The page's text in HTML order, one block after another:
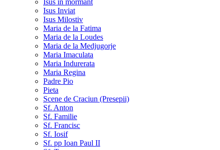
Isus in mormant
Isus Inviat
Isus Milostiv
Maria de la Fatima
Maria de la Loudes
Maria de la Medjugorje
Maria Imaculata
Maria Indurerata
Maria Regina
Padre Pio
Pieta
Scene de Craciun (Presepii)
Sf. Anton
Sf. Familie
Sf. Francisc
Sf. Iosif
Sf. pp Ioan Paul II